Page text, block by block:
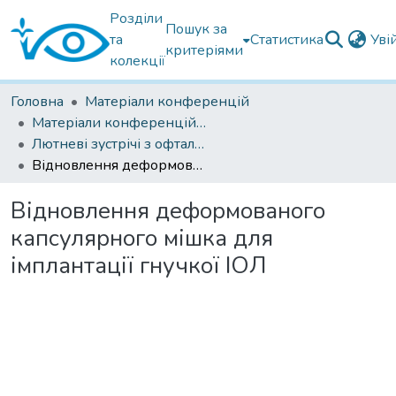
Розділи
та
колекції
Пошук за
критеріями
Статистика
Головна
Матеріали конференцій
Матеріали конференцій Інституту Філатова
Лютневі зустрічі з офтальмології 2024
Відновлення деформованого капсулярного мішка для імплантації гнучкої ІОЛ
Відновлення деформованого
капсулярного мішка для
імплантації гнучкої ІОЛ